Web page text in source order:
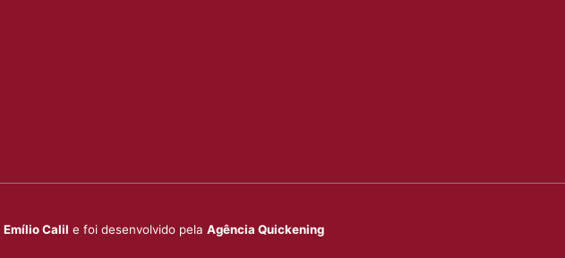
Emílio Calil e foi desenvolvido pela Agência Quickening